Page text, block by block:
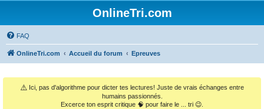
OnlineTri.com
FAQ
OnlineTri.com Accueil du forum Epreuves
⚠️ Ici, pas d'algorithme pour dicter tes lectures! Juste de vrais échanges entre
humains passionnés.
Excerce ton esprit critique 🧠 pour faire le ... tri 😉.